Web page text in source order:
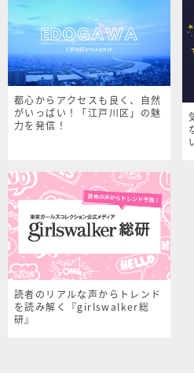
都心からアクセスも良く、自然
がいっぱい！「江戸川区」の魅
力を発信！
読者のリアルな声からトレンド
を読み解く『girlswalker総
研』